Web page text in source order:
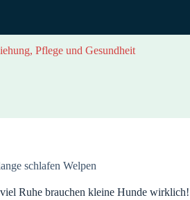
schlafen Welpen
Ruhe brauchen kleine Hunde wirklich!